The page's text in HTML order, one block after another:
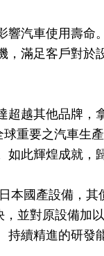
汽車使用壽
滿足客戶對
越其他品牌
重要之汽車生
此輝煌成就，
本國產設備，
並對原設備加
續精進的研發